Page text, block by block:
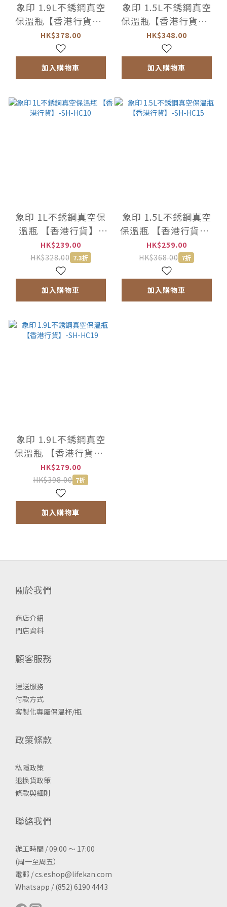
象印 1.9L不銹鋼真空
保溫瓶【香港行貨】-
SH-RA19
HK$378.00
加入購物車
象印 1.5L不銹鋼真空
保溫瓶【香港行貨】-
SH-RA15
HK$348.00
加入購物車
象印 1L不銹鋼真空保
溫瓶 【香港行貨】-
SH-HC10
HK$239.00
HK$328.00 7.3折
加入購物車
象印 1.5L不銹鋼真空
保溫瓶 【香港行貨】-
SH-HC15
HK$259.00
HK$368.00 7折
加入購物車
象印 1.9L不銹鋼真空
保溫瓶 【香港行貨】-
SH-HC19
HK$279.00
HK$398.00 7折
加入購物車
關於我們
商店介紹
門店資料
顧客服務
運送服務
付款方式
客製化專屬保溫杯/瓶
政策條款
私隱政策
退換貨政策
條款與細則
聯絡我們
辦工時間 / 09:00 ～ 17:00
(周一至周五）
電郵 / cs.eshop@lifekan.com
Whatsapp / (852) 6190 4443